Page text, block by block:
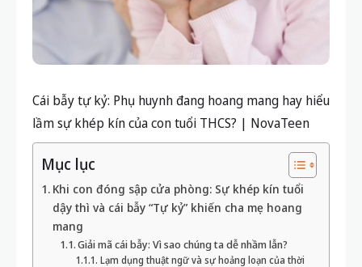
Cái bẫy tự kỷ: Phụ huynh đang hoang mang hay hiểu
lầm sự khép kín của con tuổi THCS? | NovaTeen
Mục lục
Khi con đóng sập cửa phòng: Sự khép kín tuổi
dậy thì và cái bẫy “Tự kỷ” khiến cha mẹ hoang
mang
Giải mã cái bẫy: Vì sao chúng ta dễ nhầm lẫn?
Lạm dụng thuật ngữ và sự hoảng loạn của thời